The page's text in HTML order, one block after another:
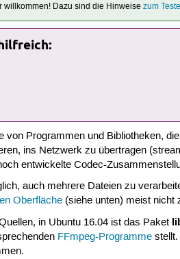
willkommen! Dazu sind die Hinweisezum
Programmen und Bibliotheken,
ins Netzwerk zu übertragen
entwickelte Codec-
auch mehrere Dateien zu
Oberfläche (siehe unten) meist nicht
in Ubuntu 16.04 ist das Paket
FFmpeg-Programme